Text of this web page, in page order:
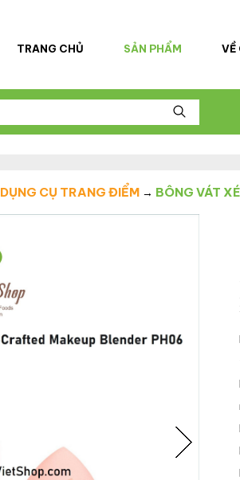
TRANG CHỦ SẢN PHẨM VỀ
DỤNG CỤ TRANG ĐIỂM → BÔNG VÁT